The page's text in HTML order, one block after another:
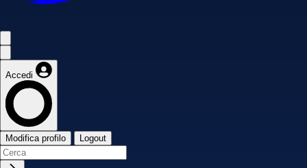
Accedi
Modifica profilo Logout